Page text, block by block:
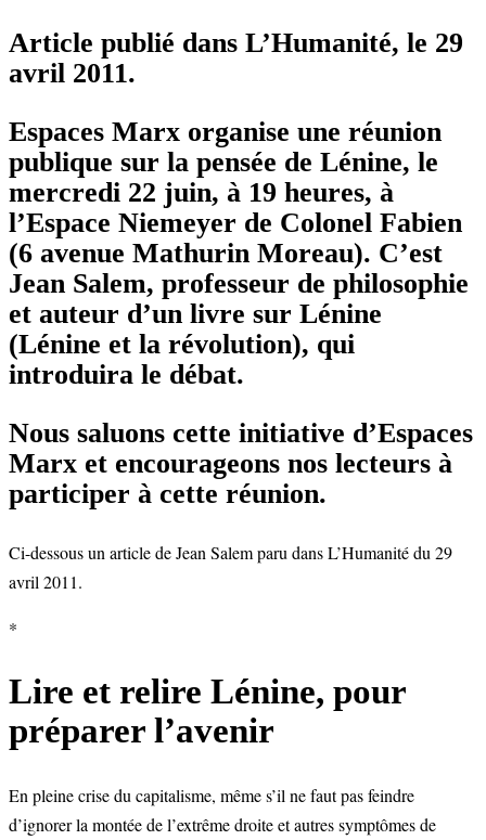
Article publié dans L’Humanité, le 29
avril 2011.
Espaces Marx organise une réunion
publique sur la pensée de Lénine, le
mercredi 22 juin, à 19 heures, à
l’Espace Niemeyer de Colonel Fabien
(6 avenue Mathurin Moreau). C’est
Jean Salem, professeur de philosophie
et auteur d’un livre sur Lénine
(Lénine et la révolution), qui
introduira le débat.
Nous saluons cette initiative d’Espaces
Marx et encourageons nos lecteurs à
participer à cette réunion.
Ci-dessous un article de Jean Salem paru dans L’Humanité du 29
avril 2011.
*
Lire et relire Lénine, pour
préparer l’avenir
En pleine crise du capitalisme, même s’il ne faut pas feindre
d’ignorer la montée de l’extrême droite et autres symptômes de